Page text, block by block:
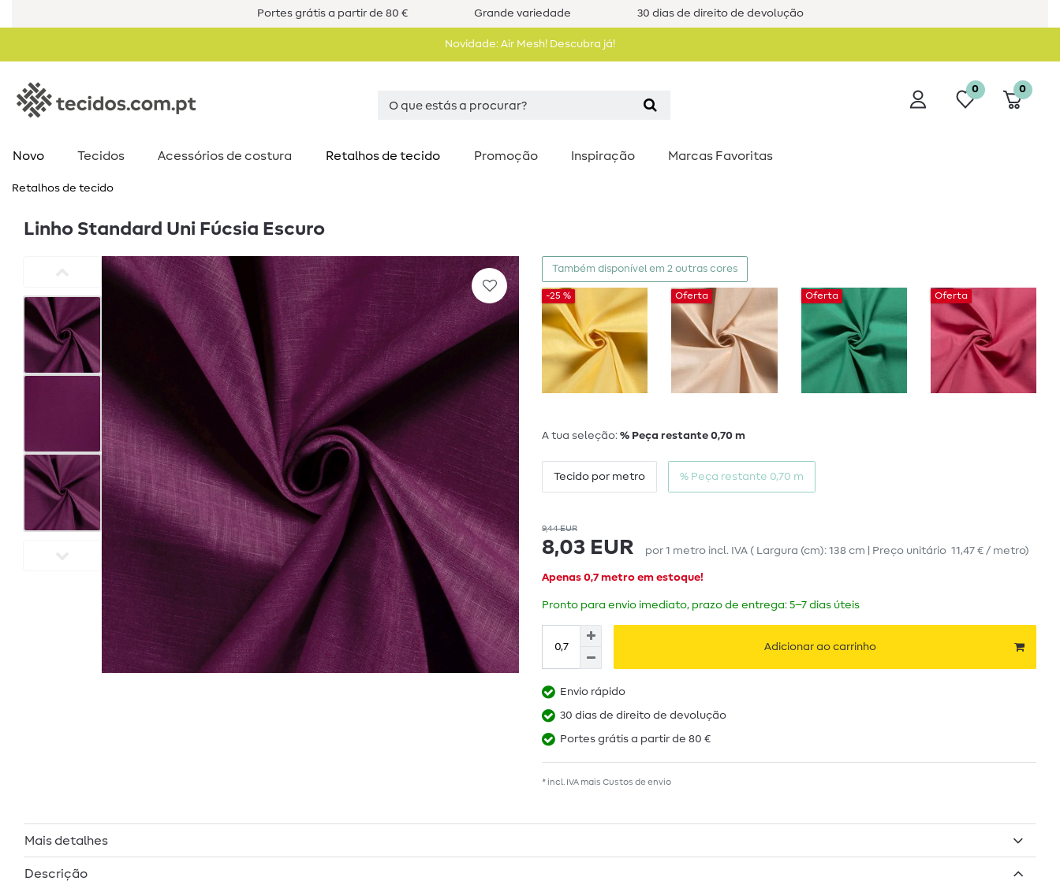
Portes grátis a partir de 80 € Grande variedade 30 dias de direito de devolução
Novidade: Air Mesh! Descubra já!
0 0
Novo Tecidos Acessórios de costura​ Retalhos de tecido Promoção Inspiração Marcas Favoritas
Retalhos de tecido
Linho Standard Uni Fúcsia Escuro
Também disponível em 2 outras cores
-25 % Oferta Oferta Oferta
A tua seleção: % Peça restante 0,70 m
Tecido por metro % Peça restante 0,70 m
9,44 EUR
8,03 EUR por 1 metro incl. IVA ( Largura (cm): 138 cm | Preço unitário 11,47 € / metro)
Apenas 0,7 metro em estoque!
Pronto para envio imediato, prazo de entrega: 5–7 dias úteis
Adicionar ao carrinho
Envio rápido
30 dias de direito de devolução
Portes grátis a partir de 80 €
* incl. IVA mais Custos de envio
Mais detalhes
Descrição